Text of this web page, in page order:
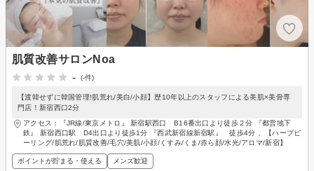
肌質改善サロンNoa
-
(-件)
【渡韓せずに韓国管理!肌荒れ/美白/小顔】歴10年以上のスタッフによる美肌×美骨専
門店！新宿西口2分
アクセス：『JR線/東京メトロ』 新宿駅西口 B16番出口より徒歩２分 『都営地下
鉄』 新宿西口駅 D4出口より徒歩1分 『西武新宿線新宿駅』 徒歩4分 、【ハーブピ
ーリング/肌荒れ/肌質改善/毛穴/美肌/小顔/くすみ/くま/赤ら顔/水光/アロマ/新宿】
ポイントが貯まる・使える メンズ歓迎